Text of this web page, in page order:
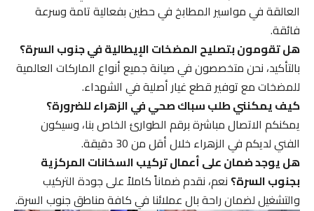
العالقة في مواسير المطابخ في حطين بفعالية تامة وسرعة
فائقة.
هل تقومون بتصليح المضخات الإيطالية في جنوب السرة؟
بالتأكيد، نحن متخصصون في صيانة جميع أنواع الماركات العالمية
للمضخات مع توفير قطع غيار أصلية في الشهداء.
كيف يمكنني طلب سباك صحي في الزهراء للضرورة؟
يمكنكم الاتصال مباشرة برقم الطوارئ الخاص بنا، وسيكون
الفني لديكم في الزهراء خلال أقل من 30 دقيقة.
هل يوجد ضمان على أعمال تركيب السخانات المركزية
بجنوب السرة؟نعم، نقدم ضماناً كاملاً على جودة التركيب
والتشغيل لضمان راحة بال عملائنا في كافة مناطق جنوب السرة.